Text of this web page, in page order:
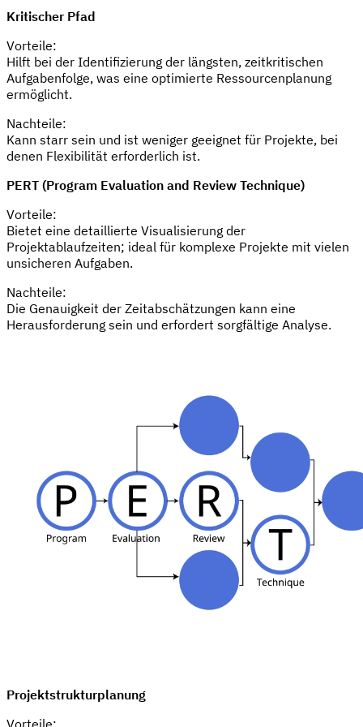
Kritischer Pfad
Vorteile:
Hilft bei der Identifizierung der längsten, zeitkritischen
Aufgabenfolge, was eine optimierte Ressourcenplanung
ermöglicht.
Nachteile:
Kann starr sein und ist weniger geeignet für Projekte, bei
denen Flexibilität erforderlich ist.
PERT (Program Evaluation and Review Technique)
Vorteile:
Bietet eine detaillierte Visualisierung der
Projektablaufzeiten; ideal für komplexe Projekte mit vielen
unsicheren Aufgaben.
Nachteile:
Die Genauigkeit der Zeitabschätzungen kann eine
Herausforderung sein und erfordert sorgfältige Analyse.
Projektstrukturplanung